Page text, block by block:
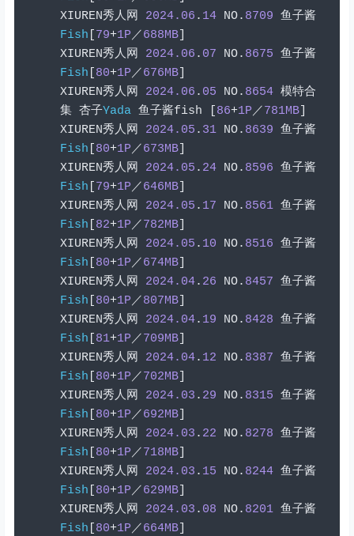
XIUREN秀人网 2024.06 . 14 NO. 8709 鱼子酱
Fish
79+1P／688MB]
XIUREN秀人网 2024.06 . 07 NO. 8675 鱼子酱
Fish
80+1P／676MB]
XIUREN秀人网 2024.06 . 05 NO. 8654 模特合
集 杏子Yada 鱼子酱fish 86+1P／781MB]
XIUREN秀人网 2024.05 . 31 NO. 8639 鱼子酱
Fish
80+1P／673MB]
XIUREN秀人网 2024.05 . 24 NO. 8596 鱼子酱
Fish
79+1P／646MB]
XIUREN秀人网 2024.05 . 17 NO. 8561 鱼子酱
Fish
82+1P／782MB]
XIUREN秀人网 2024.05 . 10 NO. 8516 鱼子酱
Fish
80+1P／674MB]
XIUREN秀人网 2024.04. 26 NO. 8457 鱼子酱
Fish
80+1P／807MB]
XIUREN秀人网 2024.04. 19 NO. 8428 鱼子酱
Fish
81+1P／709MB]
XIUREN秀人网 2024.04. 12 NO. 8387 鱼子酱
Fish
80+1P／702MB]
XIUREN秀人网 2024.03 . 29 NO. 8315 鱼子酱
Fish
80+1P／692MB]
XIUREN秀人网 2024.03 . 22 NO. 8278 鱼子酱
Fish
80+1P／718MB]
XIUREN秀人网 2024.03 . 15 NO. 8244 鱼子酱
Fish
80+1P／629MB]
XIUREN秀人网 2024.03 . 08 NO. 8201 鱼子酱
Fish
80+1P／664MB]